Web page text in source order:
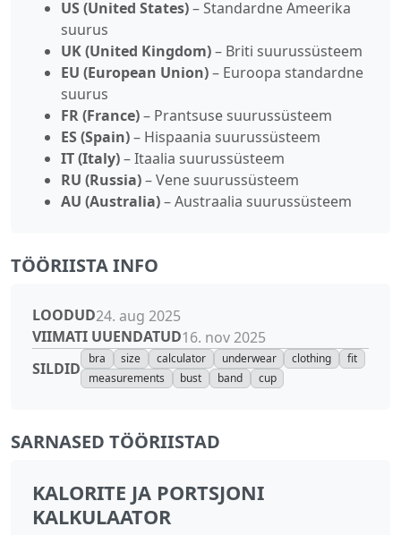
US (United States)– Standardne Ameerika
suurus
UK (United Kingdom)– Briti suurussüsteem
EU (European Union)– Euroopa standardne
suurus
FR (France)– Prantsuse suurussüsteem
ES (Spain)– Hispaania suurussüsteem
IT (Italy)– Itaalia suurussüsteem
RU (Russia)– Vene suurussüsteem
AU (Australia)– Austraalia suurussüsteem
TÖÖRIISTA INFO
LOODUD24. aug 2025
VIIMATI UUENDATUD16. nov 2025
SILDID
bra size calculator underwear clothing
fit
measurements
bust band cup
SARNASED TÖÖRIISTAD
KALORITE JA PORTSJONI
KALKULAATOR